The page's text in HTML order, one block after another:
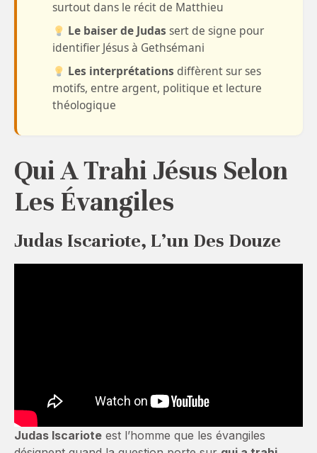
surtout dans le récit de Matthieu
Le baiser de Judas sert de signe pour
identifier Jésus à Gethsémani
Les interprétations diffèrent sur ses
motifs, entre argent, politique et lecture
théologique
Qui A Trahi Jésus Selon
Les Évangiles
Judas Iscariote, L’un Des Douze
Judas Iscariote est l’homme que les évangiles